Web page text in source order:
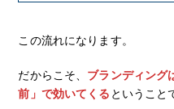
この流れになります。
だからこそ、 ブランディング
前」で効いてくる ということ